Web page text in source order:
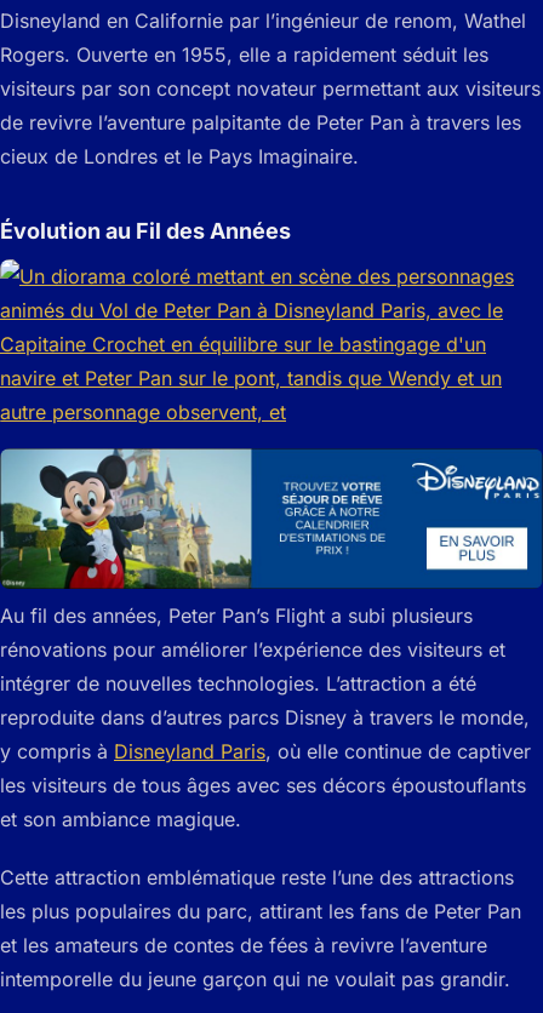
Disneyland en Californie par l’ingénieur de renom, Wathel
Rogers. Ouverte en 1955, elle a rapidement séduit les
visiteurs par son concept novateur permettant aux visiteurs
de revivre l’aventure palpitante de Peter Pan à travers les
cieux de Londres et le Pays Imaginaire.
Évolution au Fil des Années
Au fil des années, Peter Pan’s Flight a subi plusieurs
rénovations pour améliorer l’expérience des visiteurs et
intégrer de nouvelles technologies. L’attraction a été
reproduite dans d’autres parcs Disney à travers le monde,
y compris à Disneyland Paris, où elle continue de captiver
les visiteurs de tous âges avec ses décors époustouflants
et son ambiance magique.
Cette attraction emblématique reste l’une des attractions
les plus populaires du parc, attirant les fans de Peter Pan
et les amateurs de contes de fées à revivre l’aventure
intemporelle du jeune garçon qui ne voulait pas grandir.